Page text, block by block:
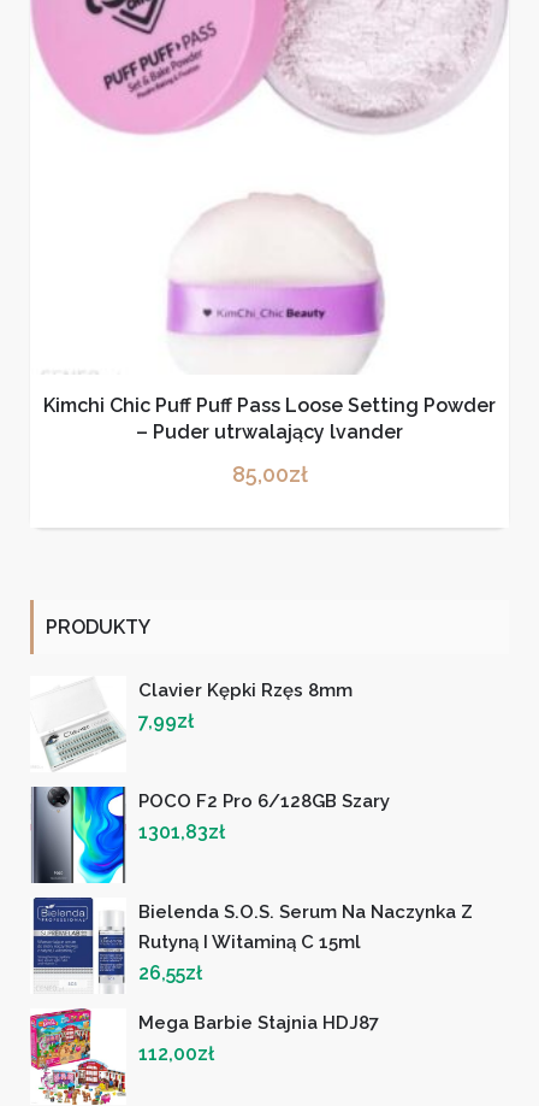
Kimchi Chic Puff Puff Pass Loose Setting Powder
– Puder utrwalający lvander
85,00zł
PRODUKTY
Clavier Kępki Rzęs 8mm
7,99zł
POCO F2 Pro 6/128GB Szary
1301,83zł
Bielenda S.O.S. Serum Na Naczynka Z
Rutyną I Witaminą C 15ml
26,55zł
Mega Barbie Stajnia HDJ87
112,00zł